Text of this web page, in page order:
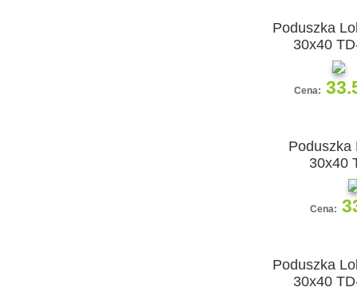
Poduszka
30x40
Cena:
Poduszka
30x40
Cena:
Poduszka
30x40